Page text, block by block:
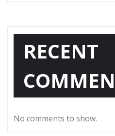
RECENT
No comments to show.